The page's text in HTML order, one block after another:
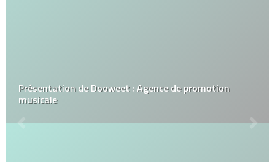
Présentation de Dooweet : Agence de promotion
musicale